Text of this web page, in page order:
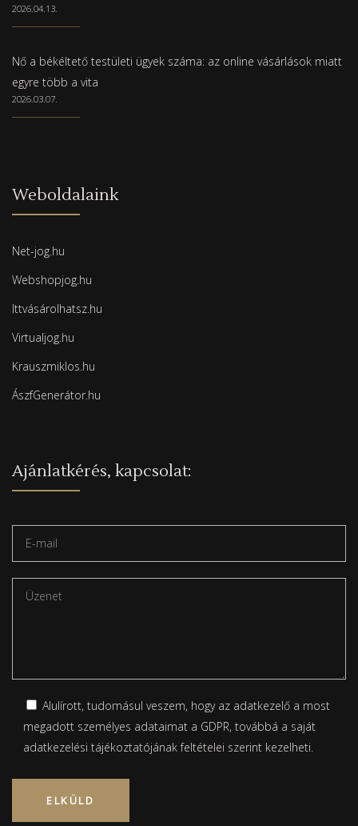
2026.04.13.
Nő a békéltető testületi ügyek száma: az online vásárlások miatt
egyre több a vita
2026.03.07.
Weboldalaink
Net-jog.hu
Webshopjog.hu
Ittvásárolhatsz.hu
Virtualjog.hu
Krauszmiklos.hu
ÁszfGenerátor.hu
Ajánlatkérés, kapcsolat:
Alulírott, tudomásul veszem, hogy az adatkezelő a most
megadott személyes adataimat a GDPR, továbbá a saját
adatkezelési tájékoztatójánakfeltételei szerint kezelheti.
Please leave this field empty.